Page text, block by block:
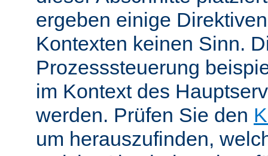
ergeben einige
Kontexten keinen Sinn.
Prozesssteuerung
im Kontext des
werden. Prüfen Sie den
um herauszufinden,